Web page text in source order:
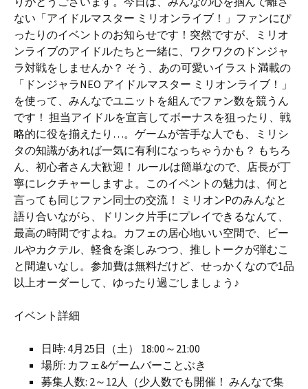
ない「アイドルマスター ミリオンライブ！」ファンにぴ
ったりのイベントのお知らせです！突然ですが、ミリオ
ンライブのアイドルたちと一緒に、ワクワクのドンジャ
ラ対戦をしませんか？ そう、あの可愛いイラスト満載の
「ドンジャラNEO アイドルマスター ミリオンライブ！」
を使って、みんなでユニットを組んでファン数を競うん
です！ 担当アイドルを宣言してボーナスを狙ったり、戦
略的に役を揃えたり…。ゲームが苦手な人でも、ミリシ
タの知識があれば一気に有利になっちゃうかも？ もちろ
ん、初心者さん大歓迎！ ルールは簡単なので、店長が丁
寧にレクチャーしますよ。このイベントの魅力は、何と
言っても同じファン同士の交流！ ミリオンPのみんなと
語り合いながら、ドリンク片手にプレイできるなんて、
最高の時間ですよね。カフェの居心地いい空間で、ビー
ルやカクテル、軽食を楽しみつつ、推しトークが弾むこ
と間違いなし。参加費は無料だけど、せっかくなので1品
以上オーダーして、ゆったり過ごしましょう♪
イベント詳細
日時: 4月25日（土） 18:00～21:00
場所: カフェ&ゲームバーことぶき
募集人数: 2～12人（少人数でも開催！ みんなで集